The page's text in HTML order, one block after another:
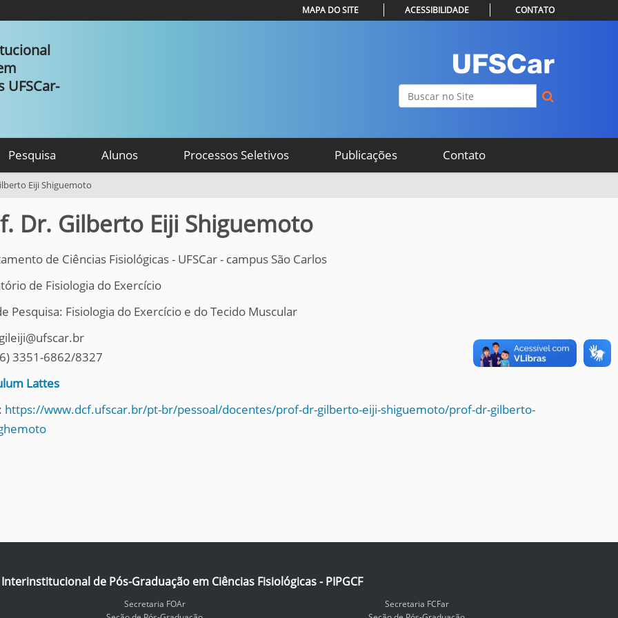
UFSCar-
Busca
MAPA DO SITE ACESSIBILIDADE CONTATO
Pesquisa Alunos Processos Seletivos Publicações Contato
Eiji Shiguemoto
Dr. Gilberto Eiji Shiguemoto
de Ciências Fisiológicas - UFSCar - campus São Carlos
de Fisiologia do Exercício
Pesquisa: Fisiologia do Exercício e do Tecido Muscular
3351-6862/8327
Lattes
https://www.dcf.ufscar.br/pt-br/pessoal/docentes/prof-dr-gilberto-eiji-shiguemoto/prof-dr-gilberto-
de Pós-Graduação em Ciências Fisiológicas - PIPGCF
Secretaria FOAr
Secretaria FCFar